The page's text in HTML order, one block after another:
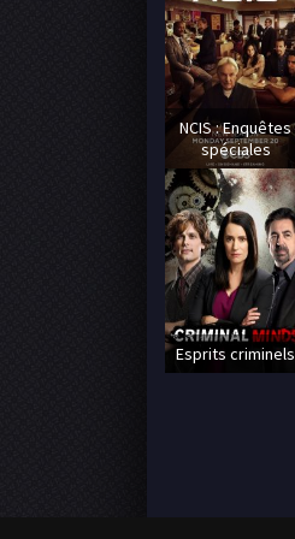
NCIS : Enquêtes
spéciales
Esprits criminels